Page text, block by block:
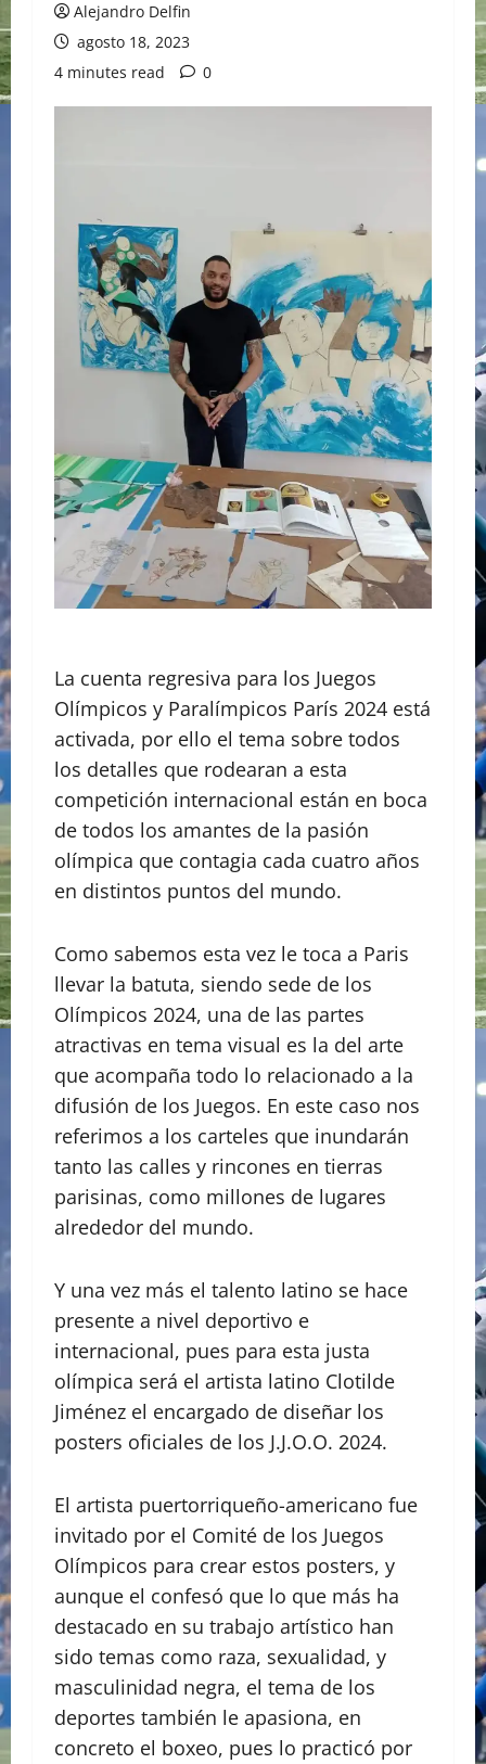
Alejandro Delfin
agosto 18, 2023
4 minutes read
0
La cuenta regresiva para los Juegos
Olímpicos y Paralímpicos París 2024 está
activada, por ello el tema sobre todos
los detalles que rodearan a esta
competición internacional están en boca
de todos los amantes de la pasión
olímpica que contagia cada cuatro años
en distintos puntos del mundo.
Como sabemos esta vez le toca a Paris
llevar la batuta, siendo sede de los
Olímpicos 2024, una de las partes
atractivas en tema visual es la del arte
que acompaña todo lo relacionado a la
difusión de los Juegos. En este caso nos
referimos a los carteles que inundarán
tanto las calles y rincones en tierras
parisinas, como millones de lugares
alrededor del mundo.
Y una vez más el talento latino se hace
presente a nivel deportivo e
internacional, pues para esta justa
olímpica será el artista latino Clotilde
Jiménez el encargado de diseñar los
posters oficiales de los J.J.O.O. 2024.
El artista puertorriqueño-americano fue
invitado por el Comité de los Juegos
Olímpicos para crear estos posters, y
aunque el confesó que lo que más ha
destacado en su trabajo artístico han
sido temas como raza, sexualidad, y
masculinidad negra, el tema de los
deportes también le apasiona, en
concreto el boxeo, pues lo practicó por